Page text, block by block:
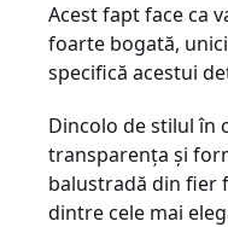
Acest fapt face ca
foarte bogată,
specifică acestui
Dincolo de stilul în
transparenţa şi
balustradă din fier
dintre cele mai